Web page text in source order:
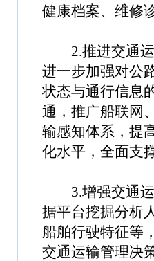
健康档案、维修
2.推进交通运
进一步加强对公
状态与通行信息
通，推广船联网
输感知体系，提
化水平，全面支
3.增强交通运
据平台挖掘分析
船舶行驶特征等
交通运输管理决